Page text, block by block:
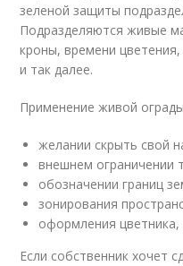
зеленой защиты
Подразделяются живые
кроны, времени
и так далее.
Применение живой
желании скрыть свой
внешнем ограничении
обозначении границ
зонирования
оформления
Если собственник хочет